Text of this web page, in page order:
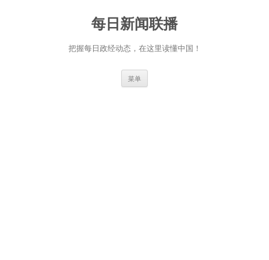
每日新闻联播
把握每日政经动态，在这里读懂中国！
菜单